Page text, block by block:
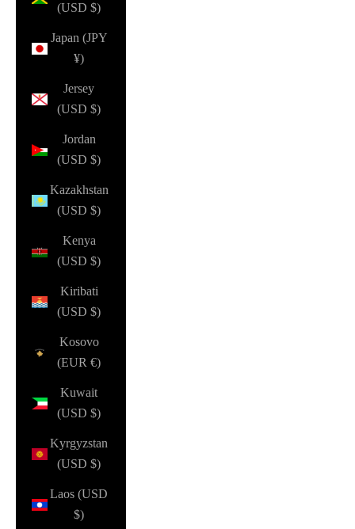
(USD $)
Japan (JPY
¥)
Jersey
(USD $)
Jordan
(USD $)
Kazakhstan
(USD $)
Kenya
(USD $)
Kiribati
(USD $)
Kosovo
(EUR €)
Kuwait
(USD $)
Kyrgyzstan
(USD $)
Laos (USD
$)